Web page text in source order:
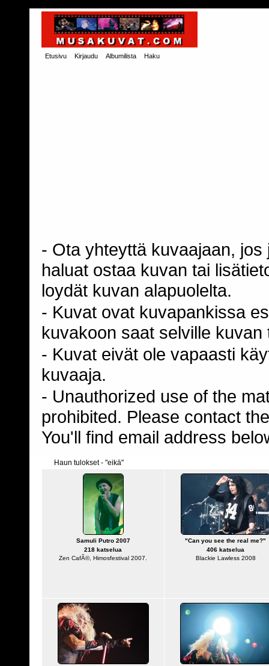
Etusivu Kirjaudu Albumilista Haku
- Ota yhteyttä kuvaajaan,
haluat ostaa kuvan tai
loydät kuvan alapuolelta.
- Kuvat ovat kuvapankissa
kuvakoon saat selville
- Kuvat eivät ole vapaasti
kuvaaja.
- Unauthorized use of the
prohibited. Please contact
You'll find email address
Haun tulokset - "eikä"
Samuli Putro 2007
218 katselua
Zen CafÃ©, Himosfestival 2007.
"Can you see the real me?"
406 katselua
Blackie Lawless 2008